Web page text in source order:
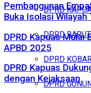
DPRD
DPRD BARUT
DPRD
DPRD
Pembangunan
Buka Isolasi Wilayah
DPRD Kapuas Mulai
APBD 2025
DPRD Kapuas
dengan Kejaksaan